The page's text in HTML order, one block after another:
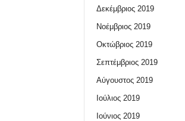
Δεκέμβριος 2019
Νοέμβριος 2019
Οκτώβριος 2019
Σεπτέμβριος 2019
Αύγουστος 2019
Ιούλιος 2019
Ιούνιος 2019